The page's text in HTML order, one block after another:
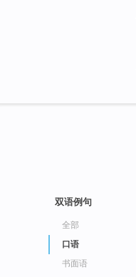
双语例句
全部
口语
书面语